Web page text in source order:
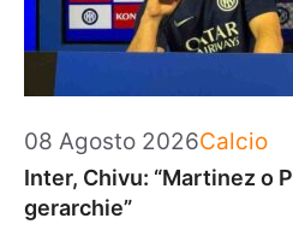
08 Agosto 2026Categorie
Calcio
Inter, Chivu: “Martinez o
gerarchie”